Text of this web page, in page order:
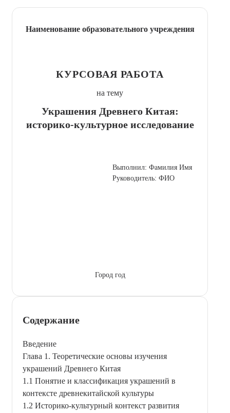
Наименование образовательного учреждения
КУРСОВАЯ РАБОТА
на тему
Украшения Древнего Китая:
историко-культурное исследование
Выполнил: Фамилия Имя
Руководитель: ФИО
Город год
Содержание
Введение
Глава 1. Теоретические основы изучения
украшений Древнего Китая
1.1 Понятие и классификация украшений в
контексте древнекитайской культуры
1.2 Историко-культурный контекст развития